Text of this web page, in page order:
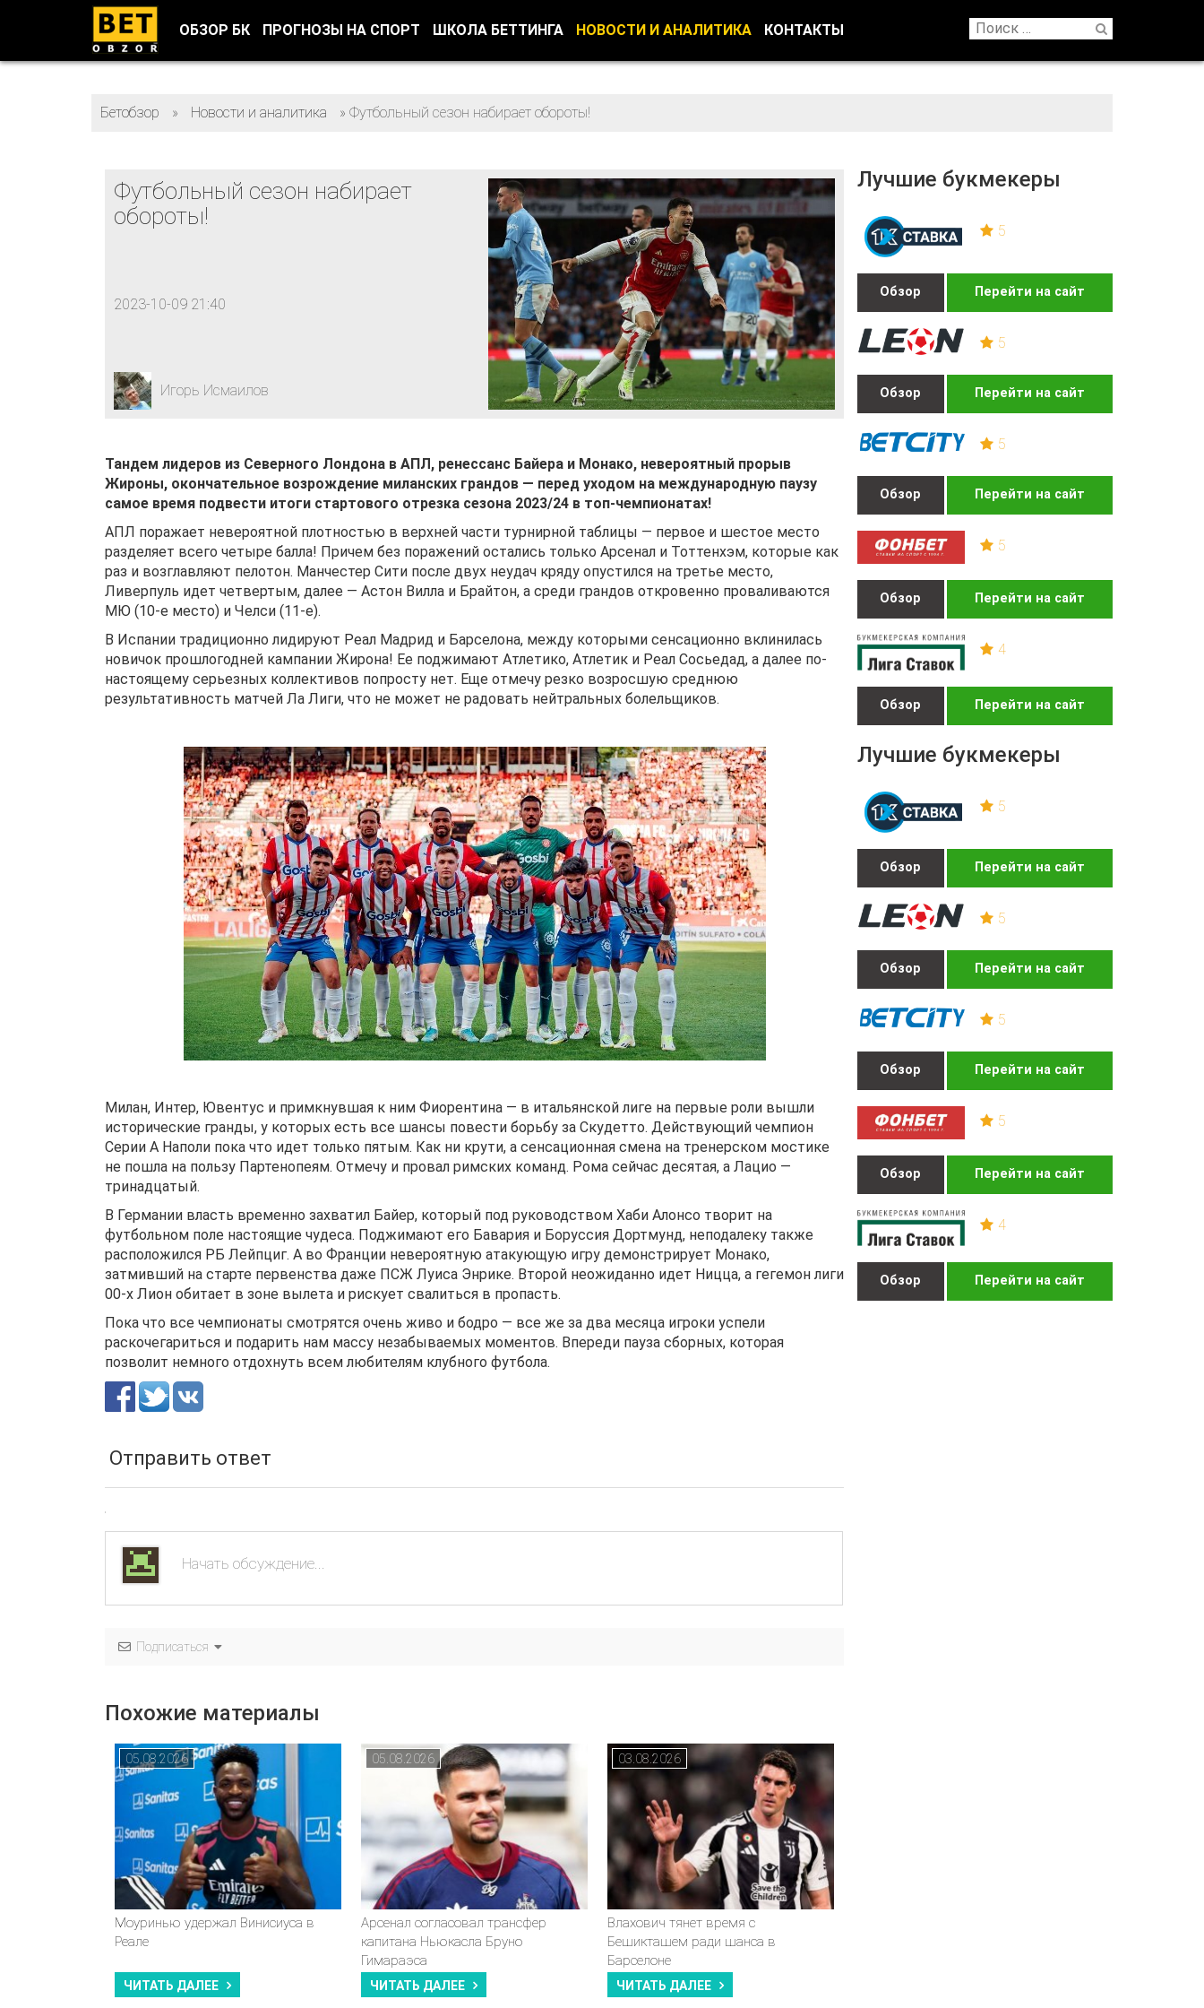
ОБЗОР БК ПРОГНОЗЫ НА СПОРТ ШКОЛА БЕТТИНГА НОВОСТИ И АНАЛИТИКА КОНТАКТЫ
Бетобзор » Новости и аналитика » Футбольный сезон набирает обороты!
Лучшие букмекеры
5
Обзор Перейти на сайт
5
Обзор Перейти на сайт
5
Обзор Перейти на сайт
5
Обзор Перейти на сайт
4
Обзор Перейти на сайт
Лучшие букмекеры
5
Обзор Перейти на сайт
5
Обзор Перейти на сайт
5
Обзор Перейти на сайт
5
Обзор Перейти на сайт
4
Обзор Перейти на сайт
Футбольный сезон набирает
обороты!
2023-10-09 21:40
Игорь Исмаилов
Тандем лидеров из Северного Лондона в АПЛ, ренессанс Байера и Монако, невероятный прорыв
Жироны, окончательное возрождение миланских грандов — перед уходом на международную паузу
самое время подвести итоги стартового отрезка сезона 2023/24 в топ-чемпионатах!
АПЛ поражает невероятной плотностью в верхней части турнирной таблицы — первое и шестое место
разделяет всего четыре балла! Причем без поражений остались только Арсенал и Тоттенхэм, которые как
раз и возглавляют пелотон. Манчестер Сити после двух неудач кряду опустился на третье место,
Ливерпуль идет четвертым, далее — Астон Вилла и Брайтон, а среди грандов откровенно проваливаются
МЮ (10-е место) и Челси (11-е).
В Испании традиционно лидируют Реал Мадрид и Барселона, между которыми сенсационно вклинилась
новичок прошлогодней кампании Жирона! Ее поджимают Атлетико, Атлетик и Реал Сосьедад, а далее по-
настоящему серьезных коллективов попросту нет. Еще отмечу резко возросшую среднюю
результативность матчей Ла Лиги, что не может не радовать нейтральных болельщиков.
Милан, Интер, Ювентус и примкнувшая к ним Фиорентина — в итальянской лиге на первые роли вышли
исторические гранды, у которых есть все шансы повести борьбу за Скудетто. Действующий чемпион
Серии А Наполи пока что идет только пятым. Как ни крути, а сенсационная смена на тренерском мостике
не пошла на пользу Партенопеям. Отмечу и провал римских команд. Рома сейчас десятая, а Лацио —
тринадцатый.
В Германии власть временно захватил Байер, который под руководством Хаби Алонсо творит на
футбольном поле настоящие чудеса. Поджимают его Бавария и Боруссия Дортмунд, неподалеку также
расположился РБ Лейпциг. А во Франции невероятную атакующую игру демонстрирует Монако,
затмивший на старте первенства даже ПСЖ Луиса Энрике. Второй неожиданно идет Ницца, а гегемон лиги
00-х Лион обитает в зоне вылета и рискует свалиться в пропасть.
Пока что все чемпионаты смотрятся очень живо и бодро — все же за два месяца игроки успели
раскочегариться и подарить нам массу незабываемых моментов. Впереди пауза сборных, которая
позволит немного отдохнуть всем любителям клубного футбола.
Отправить ответ
Подписаться
Похожие материалы
05.08.2026
Моуринью удержал Винисиуса в
Реале
ЧИТАТЬ ДАЛЕЕ
05.08.2026
Арсенал согласовал трансфер
капитана Ньюкасла Бруно
Гимараэса
ЧИТАТЬ ДАЛЕЕ
03.08.2026
Влахович тянет время с
Бешикташем ради шанса в
Барселоне
ЧИТАТЬ ДАЛЕЕ